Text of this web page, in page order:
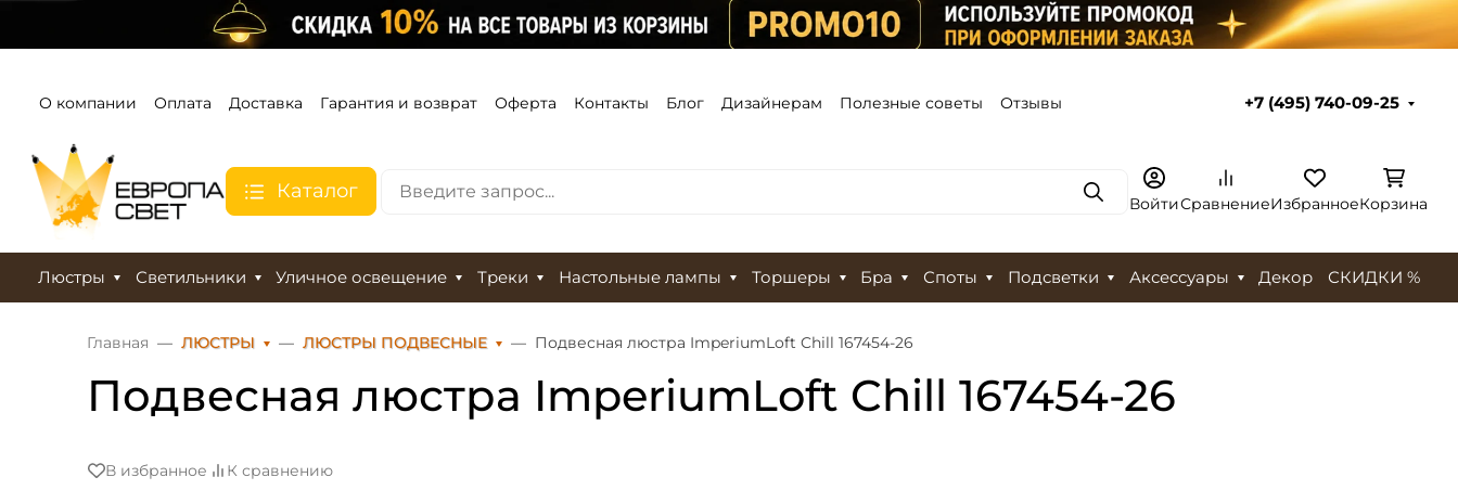
О компании Оплата Доставка Гарантия и возврат Оферта Контакты Блог Дизайнерам Полезные советы Отзывы +7 (495) 740-09-25
Каталог ПоискВойтиСравнениеИзбранноеКорзина
Люстры Светильники Уличное освещение Треки Настольные лампы Торшеры Бра Споты Подсветки Аксессуары Декор СКИДКИ %
Главная ЛЮСТРЫ ЛЮСТРЫ ПОДВЕСНЫЕ Подвесная люстра ImperiumLoft Chill 167454-26
Подвесная люстра ImperiumLoft Chill 167454-26
В избранное К сравнению